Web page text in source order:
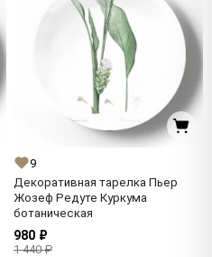
9
Декоративная тарелка Пьер
Жозеф Редуте Куркума
ботаническая
980 ₽
1 440 ₽